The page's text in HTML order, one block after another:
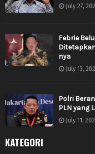
July 27,
Febrie
nya
July 13,
Polri
PLN yang
July 11,
KATEGORI